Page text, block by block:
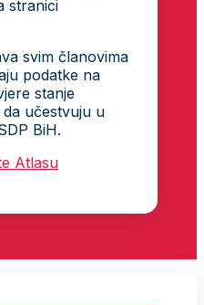
stranici
svim članovima
podatke na
stanje
učestvuju u
BiH.
Atlasu